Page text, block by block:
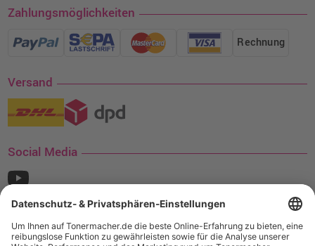
Zahlungsmöglichkeiten
Rechnung
Versand
Social Media
¹ Nur gültig für den Versand innerhalb Deutschlands. Befindet sich ein Warenwert
von mindestens 35€ (inkl. Mwst.) an Ampertec Artikeln in Ihrem Warenkorb, ist der
Versand für Sie kostenfrei.